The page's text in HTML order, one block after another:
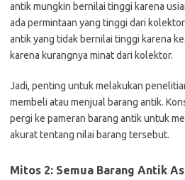
antik mungkin bernilai tinggi karena
ada permintaan yang tinggi dari
antik yang tidak bernilai tinggi karena
karena kurangnya minat dari kolektor.
Jadi, penting untuk melakukan
membeli atau menjual barang antik.
pergi ke pameran barang antik untuk
akurat tentang nilai barang tersebut.
Mitos 2: Semua Barang Antik